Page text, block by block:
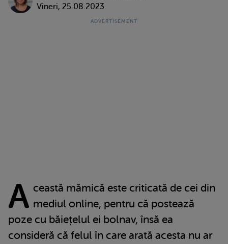
Vineri, 25.08.2023
A ceastă mămică este criticată de cei din
mediul online, pentru că postează
poze cu băiețelul ei bolnav, însă ea
consideră că felul în care arată acesta nu ar